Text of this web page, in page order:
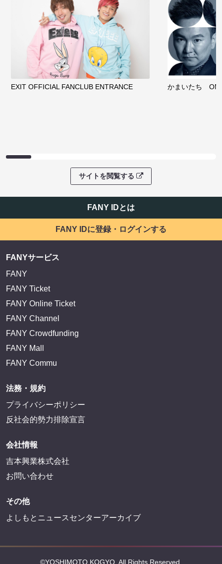
EXIT OFFICIAL FANCLUB ENTRANCE かまいたち
サイトを閲覧する
FANY IDとは
FANY IDに登録・ログインする
FANYサービス
FANY
FANY Ticket
FANY Online Ticket
FANY Channel
FANY Crowdfunding
FANY Mall
FANY Commu
法務・規約
プライバシーポリシー
反社会的勢力排除宣言
会社情報
吉本興業株式会社
お問い合わせ
その他
よしもとニュースセンターアーカイブ
©YOSHIMOTO KOGYO, All Rights Reserved.